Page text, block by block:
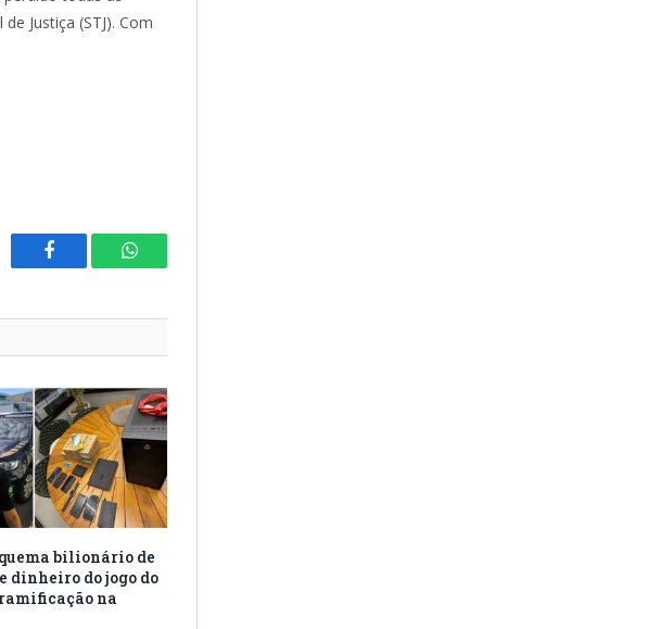
Justiça (STJ). Com
Facebook WhatsApp
bilionário de
dinheiro do jogo do
na